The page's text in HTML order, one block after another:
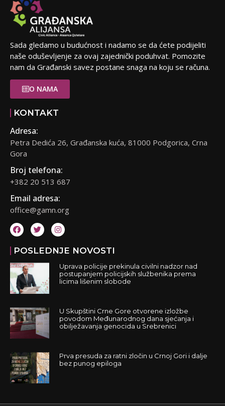
Sada gledamo u budućnost i nadamo se da ćete podijeliti
naše oduševljenje za ovaj zajednički poduhvat. Pomozite
nam da Građanski savez postane snaga na koju se računa.
O NAMA
KONTAKT
Adresa:
Petra Dedića 26, Građanska kuća, 81000 Podgorica, Crna
Gora
Broj telefona:
+382 20 513 687
Email adresa:
office@gamn.org
POSLEDNJE NOVOSTI
Uprava policije prekinula civilni nadzor nad
postupanjem policijskih službenika prema
licima lišenim slobode
U Skupštini Crne Gore otvorene izložbe
povodom Međunarodnog dana sjećanja i
obilježavanja genocida u Srebrenici
Prva presuda za ratni zločin u Crnoj Gori i dalje
bez punog epiloga